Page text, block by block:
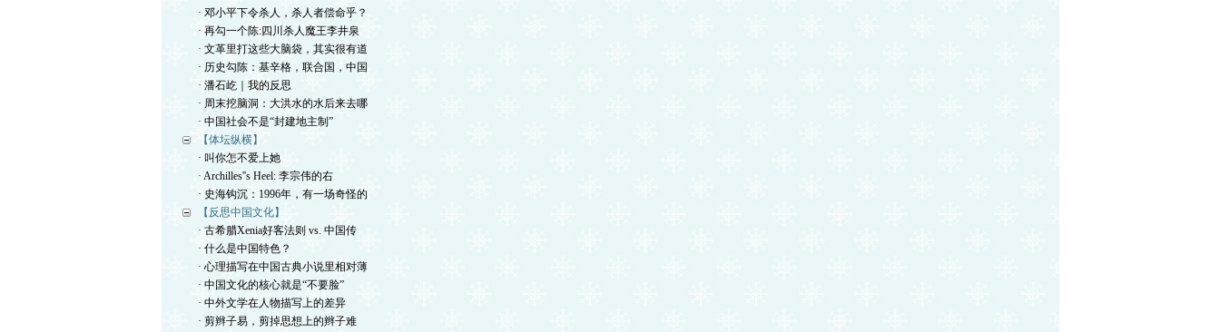
· 邓小平下令杀人，杀人者偿命乎？
· 再勾一个陈:四川杀人魔王李井泉
· 文革里打这些大脑袋，其实很有道
· 历史勾陈：基辛格，联合国，中国
· 潘石屹｜我的反思
· 周末挖脑洞：大洪水的水后来去哪
· 中国社会不是“封建地主制”
【体坛纵横】
· 叫你怎不爱上她
· Archilles''s Heel: 李宗伟的右
· 史海钩沉：1996年，有一场奇怪的
【反思中国文化】
· 古希腊Xenia好客法则 vs. 中国传
· 什么是中国特色？
· 心理描写在中国古典小说里相对薄
· 中国文化的核心就是“不要脸”
· 中外文学在人物描写上的差异
· 剪辫子易，剪掉思想上的辫子难